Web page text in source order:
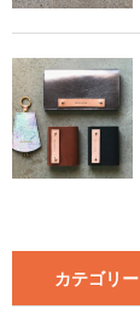
カテゴリー